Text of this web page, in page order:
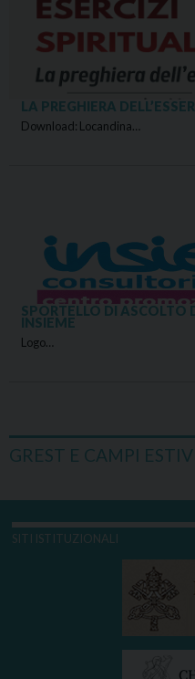
LA PREGHIERA
Download: Locandina…
SPORTELLO DI ASCOLTO
INSIEME
Logo…
GREST E CAMPI ESTIVI
SITI ISTITUZIONALI